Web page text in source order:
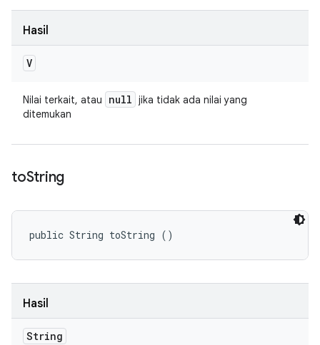
Hasil
V
Nilai terkait, atau null jika tidak ada nilai yang
ditemukan
toString
public String toString ()
Hasil
String